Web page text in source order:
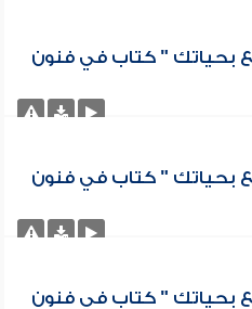
بحياتك " كتاب في فنون
بحياتك " كتاب في فنون
بحياتك " كتاب في فنون